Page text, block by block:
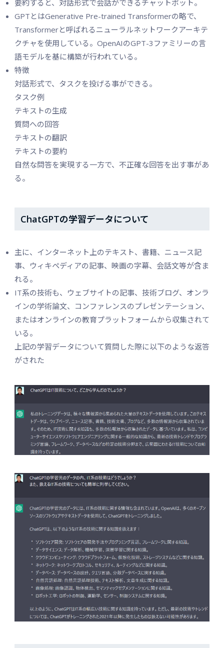
要約すると、対話形式で会話ができるチャットボット。
GPTとはGenerative Pre-trained Transformerの略で、
Transformerと呼ばれるニューラルネットワークアーキテ
クチャを使用している。OpenAIのGPT-3ファミリーの言
語モデルを基に構築が行われている。
特徴
対話形式で、タスクを投げる事ができる。
タスク例
テキストの生成
質問への回答
テキストの翻訳
テキストの要約
自然な問答を実現する一方で、不正確な回答を出す事があ
る。
ChatGPTの学習データについて
主に、インターネット上のテキスト、書籍、ニュース記
事、ウィキペディアの記事、映画の字幕、会話文等が含ま
れる。
IT系の技術も、ウェブサイトの記事、技術ブログ、オンラ
インの学術論文、コンファレンスのプレゼンテーション、
またはオンラインの教育プラットフォームから収集されて
いる。
上記の学習データについて質問した際に以下のような返答
がされた